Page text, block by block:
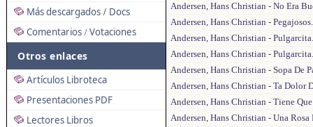
Más descargados / Docs
Comentarios / Votaciones
Otros enlaces
Artículos Libroteca
Presentaciones PDF
Lectores Libros
Andersen, Hans Christian - No Era
Andersen, Hans Christian -
Andersen, Hans Christian -
Andersen, Hans Christian -
Andersen, Hans Christian - Sopa
Andersen, Hans Christian - Ta Dolor
Andersen, Hans Christian - Tiene
Andersen, Hans Christian - Una